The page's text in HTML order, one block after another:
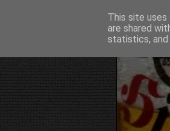
This site
are shared
statistics,